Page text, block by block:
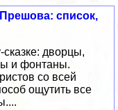
список,
дворцы,
и фонтаны.
со всей
ощутить все